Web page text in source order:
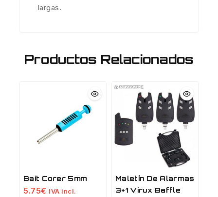
largas.
Productos Relacionados
Bait Corer 5mm
5.75€ IVA incl.
Maletín De Alarmas
3+1 Virux Baffle